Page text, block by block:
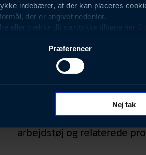
indebærer, at der kan placeres
der er angivet nedenfor.
eller trække dit samtykke tilbage her
med det formål at optimere
analyser af, hvilke oplysninger
hvad der klikkes på, sider/indhold
(computer, smartphone mv.) samt
opfører sig på. Til dette formål
Præferencer
Nej tak
konkurrencer,
arbejdstøj og relaterede